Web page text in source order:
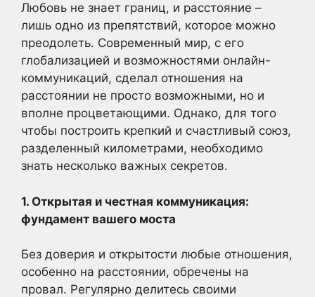
Любовь не знает границ, и расстояние –
лишь одно из препятствий, которое можно
преодолеть. Современный мир, с его
глобализацией и возможностями онлайн-
коммуникаций, сделал отношения на
расстоянии не просто возможными, но и
вполне процветающими. Однако, для того
чтобы построить крепкий и счастливый союз,
разделенный километрами, необходимо
знать несколько важных секретов.
1. Открытая и честная коммуникация:
фундамент вашего моста
Без доверия и открытости любые отношения,
особенно на расстоянии, обречены на
провал. Регулярно делитесь своими